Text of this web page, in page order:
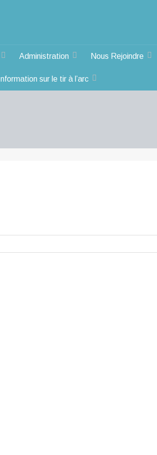
Administration Nous Rejoindre
Information sur le tir à l’arc